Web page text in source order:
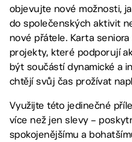
objevujte nové možnosti,
do společenských aktivit
nové přátele. Karta
projekty, které podporují
být součástí dynamické a
chtějí svůj čas prožívat
Využijte této jedinečné
více než jen slevy –
spokojenějšímu a